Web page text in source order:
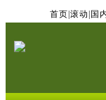
首页 滚动 国